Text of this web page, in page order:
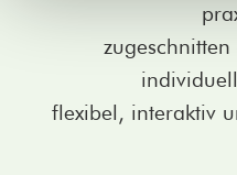
flexibel, interaktiv